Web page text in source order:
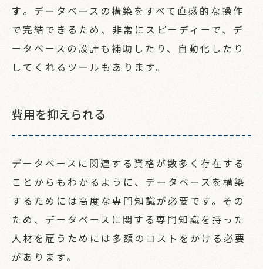
す 。データベースの構築をすべて直感的な操作
で完結できるため、非常にスピーディーで、デ
ータベースの設計も補助したり、自動化したり
してくれるツールもあります。
費用を抑えられる
データベースに関連する資格が数多く存在する
ことからもわかるように、データベースを構築
するためには高度な専門知識が必要です。その
ため、データベースに関する専門知識を持った
人材を雇うためには多額のコストをかける必要
があります。